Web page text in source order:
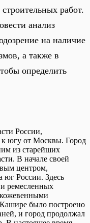
работ.
анализ
на наличие
а также в
определить
России,
югу от Москвы. Город
из старейших
В начале своей
центром,
России. Здесь
ремесленных
кожевенными
было построено
и город продолжал